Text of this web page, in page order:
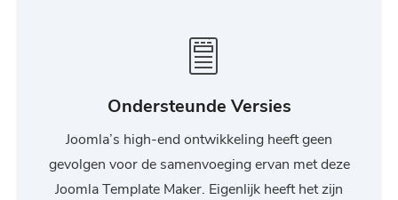
Ondersteunde Versies
Joomla’s high-end ontwikkeling heeft geen
gevolgen voor de samenvoeging ervan met deze
Joomla Template Maker. Eigenlijk heeft het zijn